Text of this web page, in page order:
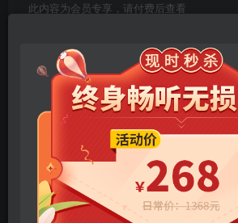
此内容为会员专享，请付费后查看
9.9 ￥99
年卡会员免费
立即购买
您当前未登录！建议登陆后
002 一生何求 – 阿梨粤.flac
002 一生何求 – 阿梨粤.lrc